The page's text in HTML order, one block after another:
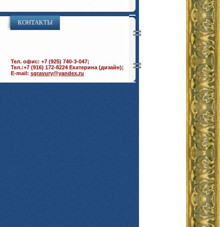
КОНТАКТЫ
Тел. офис: +7 (925) 740-3-047;
Тел.:+7 (916) 172-8224 Екатерина (дизайн);
E-mail: sgravury@yandex.ru